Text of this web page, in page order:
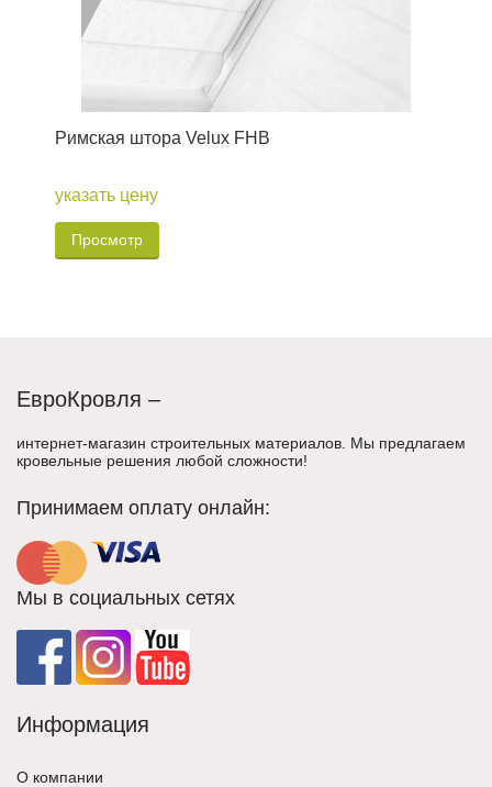
Римская штора Velux FHB
указать цену
Просмотр
ЕвроКровля –
интернет-магазин строительных материалов. Мы предлагаем
кровельные решения любой сложности!
Принимаем оплату онлайн:
Мы в социальных сетях
Информация
О компании